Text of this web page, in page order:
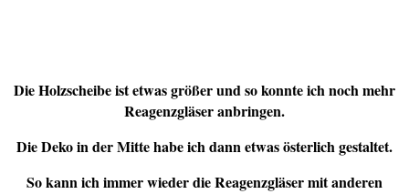
Die Holzscheibe ist etwas größer und so konnte ich noch mehr
Reagenzgläser anbringen.
Die Deko in der Mitte habe ich dann etwas österlich gestaltet.
So kann ich immer wieder die Reagenzgläser mit anderen